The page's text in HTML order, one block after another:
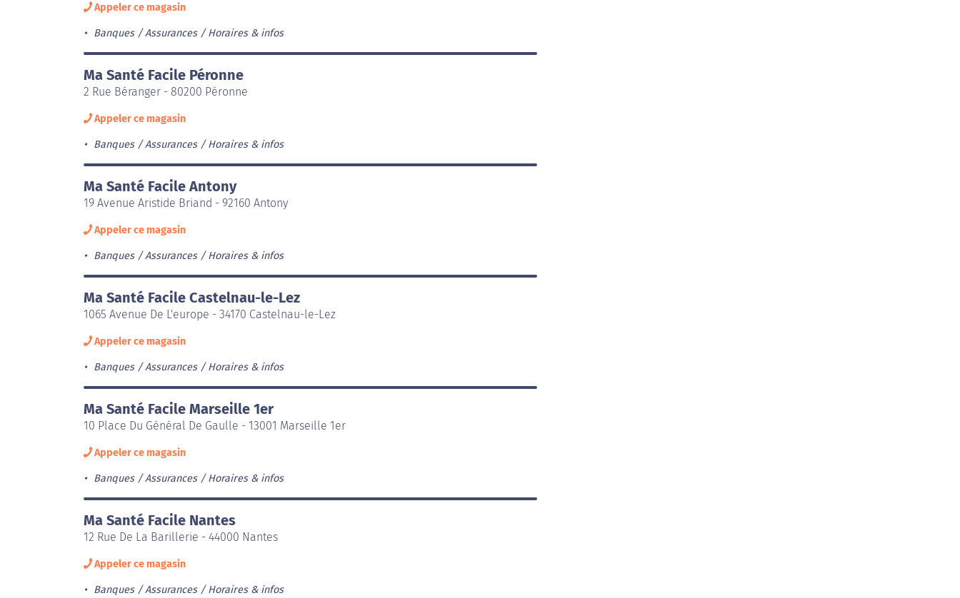
Appeler ce magasin
Banques / Assurances Horaires & infos
Ma Santé Facile Péronne
2 Rue Béranger - 80200 Péronne
Appeler ce magasin
Banques / Assurances Horaires & infos
Ma Santé Facile Antony
19 Avenue Aristide Briand - 92160 Antony
Appeler ce magasin
Banques / Assurances Horaires & infos
Ma Santé Facile Castelnau-le-Lez
1065 Avenue De L'europe - 34170 Castelnau-le-Lez
Appeler ce magasin
Banques / Assurances Horaires & infos
Ma Santé Facile Marseille 1er
10 Place Du Général De Gaulle - 13001 Marseille 1er
Appeler ce magasin
Banques / Assurances Horaires & infos
Ma Santé Facile Nantes
12 Rue De La Barillerie - 44000 Nantes
Appeler ce magasin
Banques / Assurances Horaires & infos